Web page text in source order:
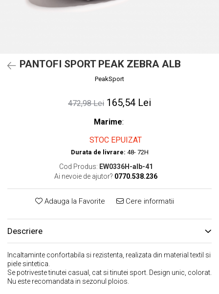
PANTOFI SPORT PEAK ZEBRA ALB
PeakSport
472,98 Lei 165,54 Lei
Marime:
STOC EPUIZAT
Durata de livrare: 48- 72H
Cod Produs: EW0336H-alb-41
Ai nevoie de ajutor? 0770.538.236
Adauga la Favorite Cere informatii
Descriere
Incaltaminte confortabila si rezistenta, realizata din material textil si
piele sintetica.
Se potriveste tinutei casual, cat si tinutei sport. Design unic, colorat.
Nu este recomandata in sezonul ploios.